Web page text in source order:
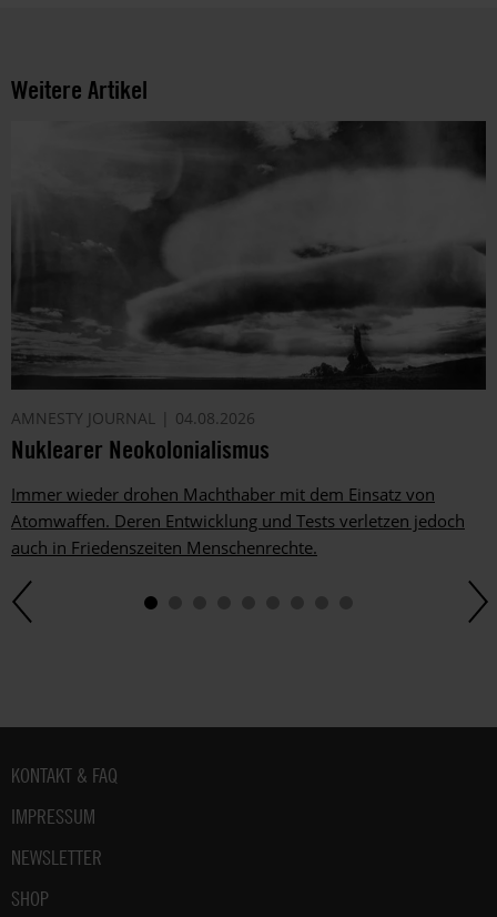
Weitere Artikel
AMNESTY JOURNAL 04.08.2026
Nuklearer Neokolonialismus
Immer wieder drohen Machthaber mit dem Einsatz von
Atomwaffen. Deren Entwicklung und Tests verletzen jedoch
auch in Friedenszeiten Menschenrechte.
Fußbereich
KONTAKT & FAQ
IMPRESSUM
NEWSLETTER
SHOP